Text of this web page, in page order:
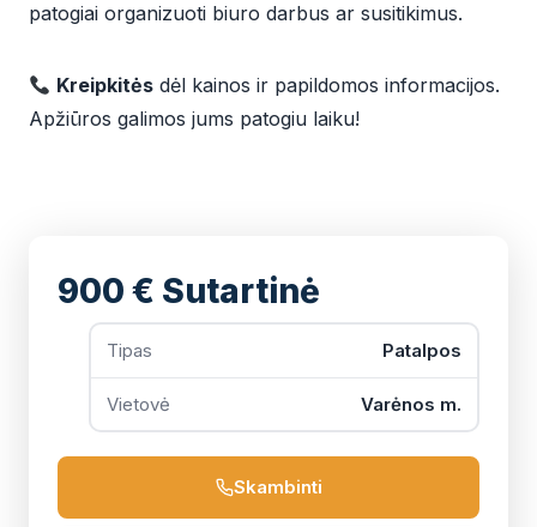
patogiai organizuoti biuro darbus ar susitikimus.
Kreipkitės dėl kainos ir papildomos informacijos.
Apžiūros galimos jums patogiu laiku!
900 € Sutartinė
Tipas Patalpos
Vietovė Varėnos m.
Skambinti